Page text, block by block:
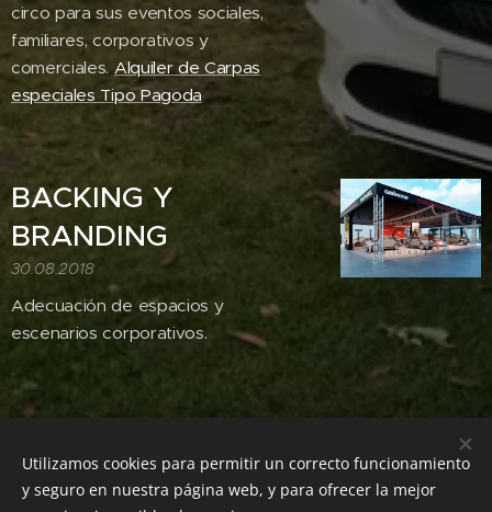
circo para sus eventos sociales,
familiares, corporativos y
comerciales. Alquiler de Carpas
especiales Tipo Pagoda
BACKING Y
BRANDING
30.08.2018
Adecuación de espacios y
escenarios corporativos.
CARPAS Y EVENTOS BOGOTA° Calle 93a no 19 39, Bogota, (+57)
Utilizamos cookies para permitir un correcto funcionamiento
y seguro en nuestra página web, y para ofrecer la mejor